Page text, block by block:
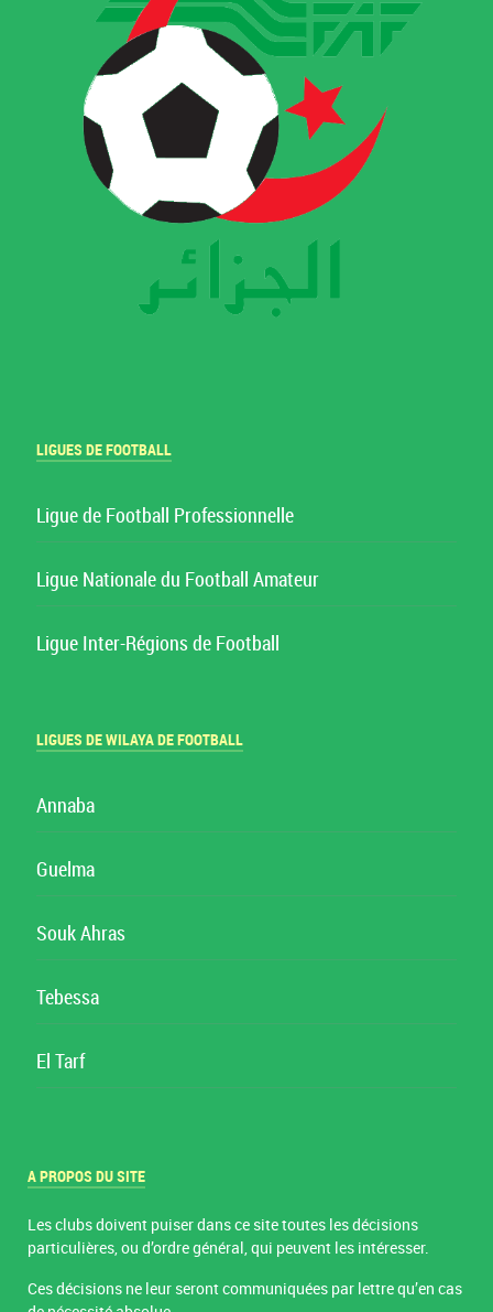
LIGUES DE FOOTBALL
Ligue de Football Professionnelle
Ligue Nationale du Football Amateur
Ligue Inter-Régions de Football
LIGUES DE WILAYA DE FOOTBALL
Annaba
Guelma
Souk Ahras
Tebessa
El Tarf
A PROPOS DU SITE
Les clubs doivent puiser dans ce site toutes les décisions
particulières, ou d’ordre général, qui peuvent les intéresser.
Ces décisions ne leur seront communiquées par lettre qu’en cas